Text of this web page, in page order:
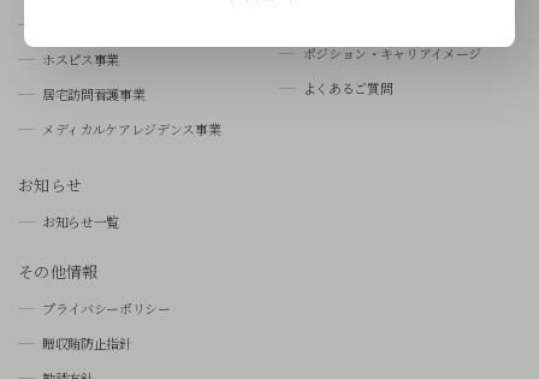
ホスピス事業
居宅訪問看護事業
メディカルケアレジデンス事業
ポジション・キャリアイメージ
よくあるご質問
お知らせ
お知らせ一覧
その他情報
プライバシーポリシー
贈収賄防止指針